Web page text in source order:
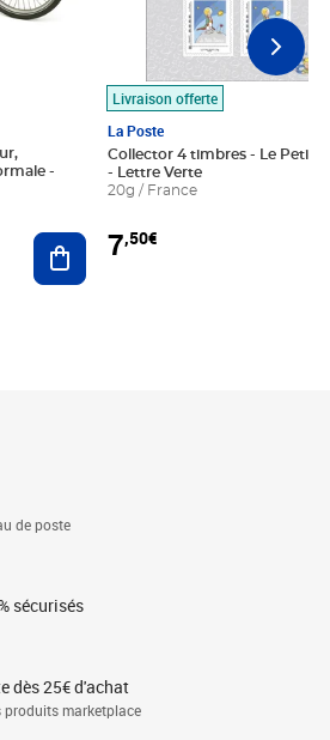
Ajouter au panier
Livraison offerte
La Poste
Collector 4 timbres - Le Petit
- Lettre Verte
20g / France
7,50€
de poste
sécurisés
dès 25€ d'achat
produits marketplace